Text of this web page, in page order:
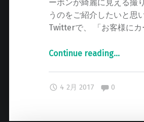
ーボンが綺麗に見える撮
うのをご紹介したいと思
Twitterで、 「お客様に
Continue reading"
ホ
…
4 2月 2017 0